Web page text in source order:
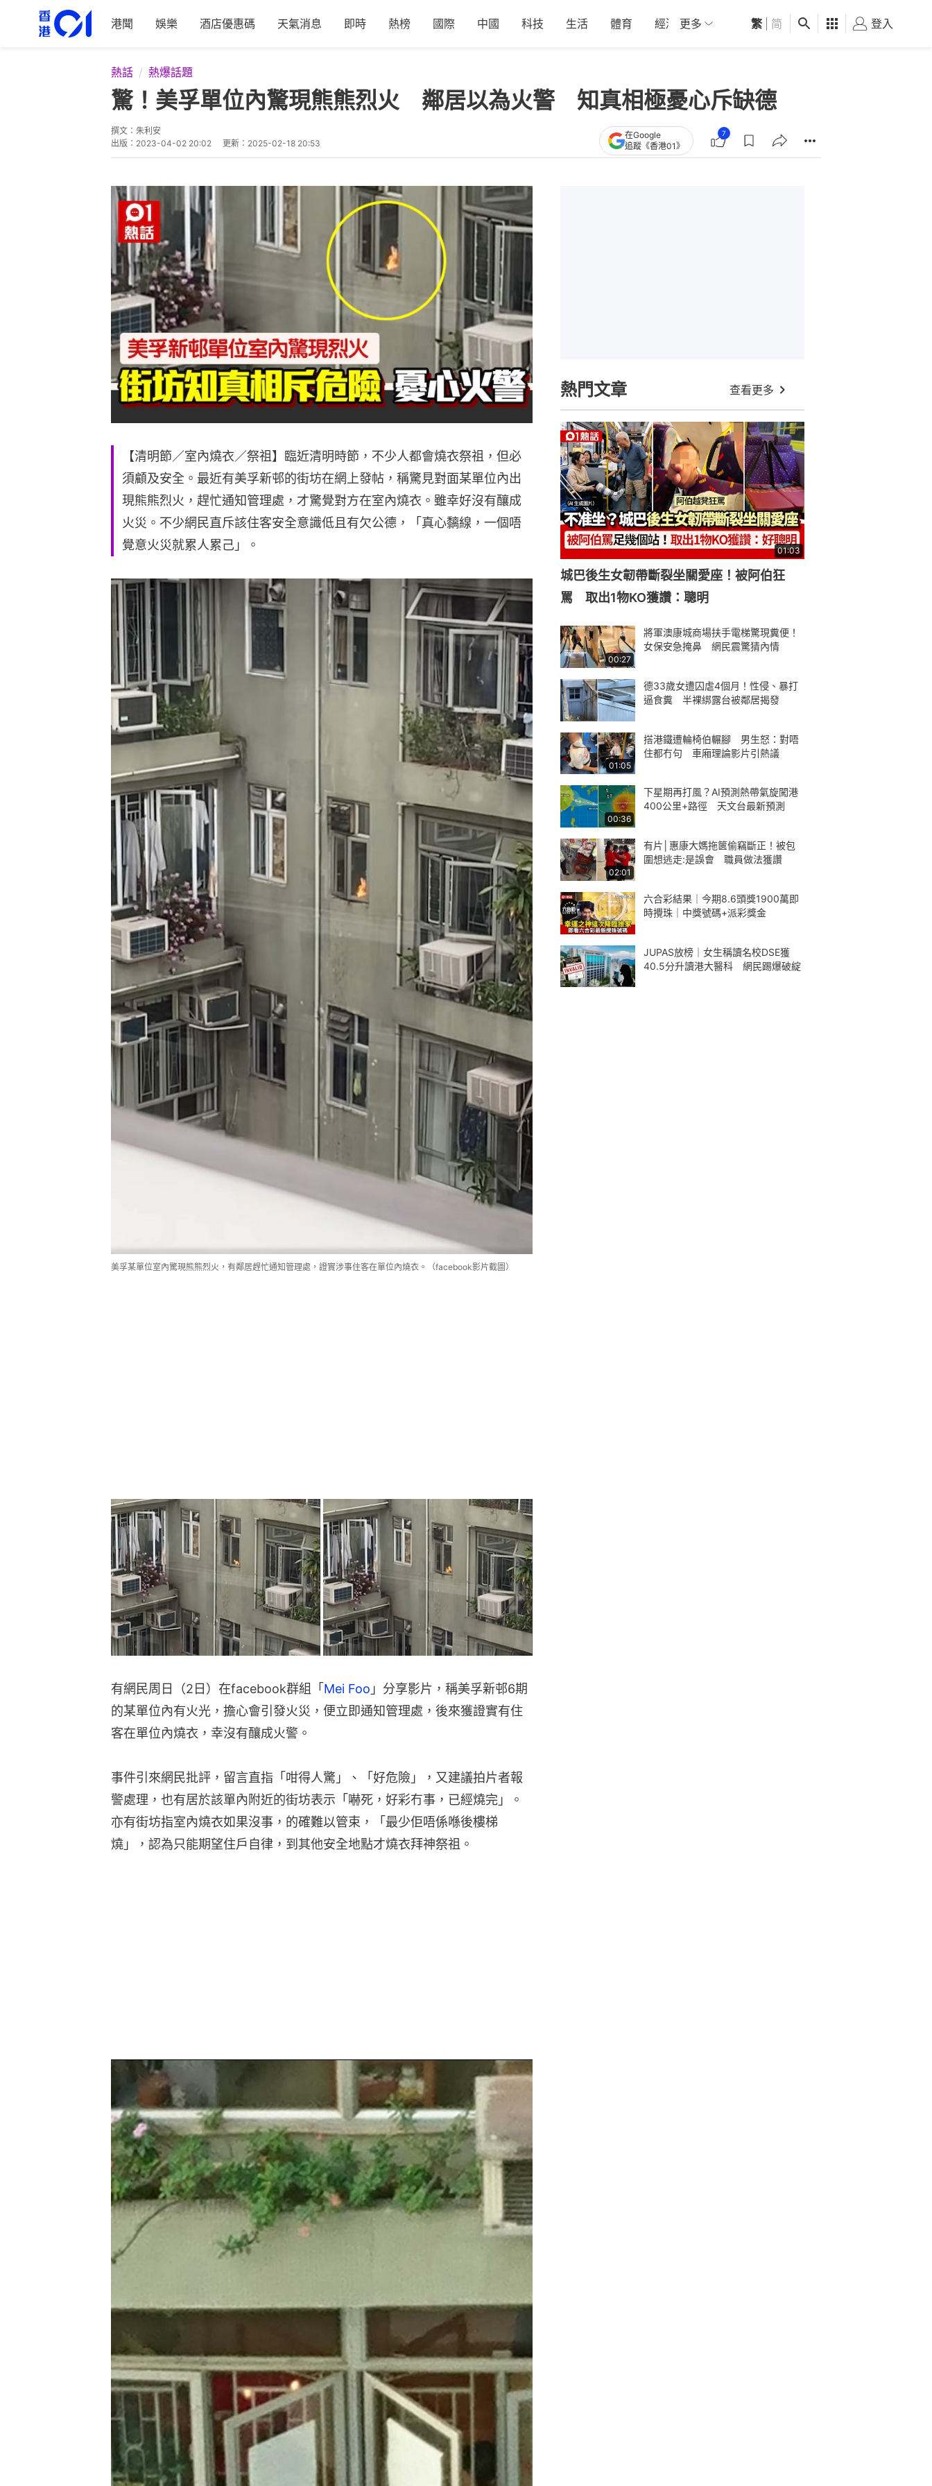
港聞 娛樂 酒店優惠碼 天氣消息 即時 熱榜 國際 中國 科技 生活 體育 經濟 01深圳 觀點 健康 好食玩飛
更多 繁 简 登入
熱話 熱爆話題
驚！美孚單位內驚現熊熊烈火 鄰居以為火警 知真相極憂心斥缺德
撰文： 朱利安
出版： 2023-04-02 20:02 更新： 2025-02-18 20:53
在Google
追蹤《香港01》
7
【清明節／室內燒衣／祭祖】臨近清明時節，不少人都會燒衣祭祖，但必
須顧及安全。最近有美孚新邨的街坊在網上發帖，稱驚見對面某單位內出
現熊熊烈火，趕忙通知管理處，才驚覺對方在室內燒衣。雖幸好沒有釀成
火災。不少網民直斥該住客安全意識低且有欠公德，「真心黐線，一個唔
覺意火災就累人累己」。
美孚某單位室內驚現熊熊烈火，有鄰居趕忙通知管理處，證實涉事住客在單位內燒衣。（facebook影片截圖）
有網民周日（2日）在facebook群組「 Mei Foo 」分享影片，稱美孚新邨6期
的某單位內有火光，擔心會引發火災，便立即通知管理處，後來獲證實有住
客在單位內燒衣，幸沒有釀成火警。
事件引來網民批評，留言直指「咁得人驚」、「好危險」，又建議拍片者報
警處理，也有居於該單內附近的街坊表示「嚇死，好彩冇事，已經燒完」。
亦有街坊指室內燒衣如果沒事，的確難以管束，「最少佢唔係喺後樓梯
燒」，認為只能期望住戶自律，到其他安全地點才燒衣拜神祭祖。
熱門文章 查看更多
01:03
城巴後生女韌帶斷裂坐關愛座！被阿伯狂
罵 取出1物KO獲讚：聰明
00:27
將軍澳康城商場扶手電梯驚現糞便！
女保安急掩鼻 網民震驚猜內情
德33歲女遭囚虐4個月！性侵、暴打
逼食糞 半裸綁露台被鄰居揭發
01:05
搭港鐵遭輪椅伯輾腳 男生怒：對唔
住都冇句 車廂理論影片引熱議
00:36
下星期再打風？AI預測熱帶氣旋闖港
400公里+路徑 天文台最新預測
02:01
有片│惠康大媽拖篋偷竊斷正！被包
圍想逃走:是誤會 職員做法獲讚
六合彩結果｜今期8.6頭獎1900萬即
時攪珠｜中獎號碼+派彩獎金
JUPAS放榜｜女生稱讀名校DSE獲
40.5分升讀港大醫科 網民踢爆破綻